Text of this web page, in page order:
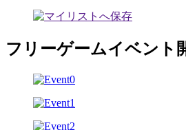
フリーゲームイベント